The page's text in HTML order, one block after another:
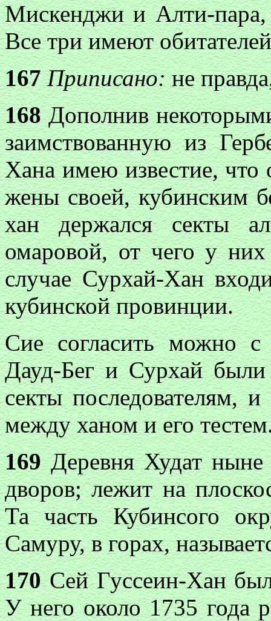
Мискенджи и Алти-пара,
Все три имеют
167 Приписано:не
168Дополнив
заимствованную из
Хана имею известие, что
жены своей, кубинским
хан держался секты
омаровой, от чего у
случае Сурхай-Хан
кубинской провинции.
Cиeсогласить можно с
Дауд-Бег и Сурхай
секты последователям,
между ханом и его
169Деревня Худат ныне
дворов; лежит на
Та часть Кубинсого
Самуру, в горах,
170Сей Гуссеин-Хан
У него около 1735 года